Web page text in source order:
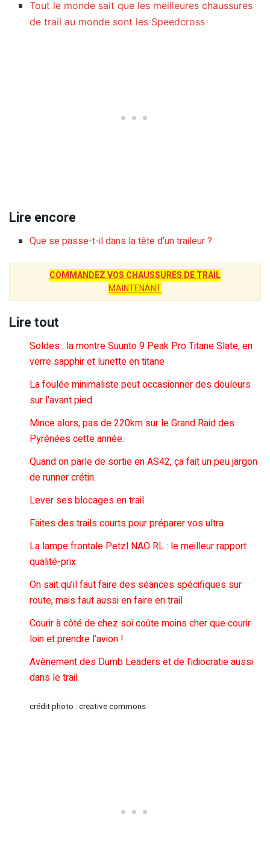
Tout le monde sait que les meilleures chaussures
de trail au monde sont les Speedcross
Lire encore
Que se passe-t-il dans la tête d’un traileur ?
COMMANDEZ VOS CHAUSSURES DE TRAIL
MAINTENANT
Lire tout
Soldes : la montre Suunto 9 Peak Pro Titane Slate, en
verre sapphir et lunette en titane
La foulée minimaliste peut occasionner des douleurs
sur l’avant pied
Mince alors, pas de 220km sur le Grand Raid des
Pyrénées cette année.
Quand on parle de sortie en AS42, ça fait un peu jargon
de runner crétin.
Lever ses blocages en trail
Faites des trails courts pour préparer vos ultra
La lampe frontale Petzl NAO RL : le meilleur rapport
qualité-prix
On sait qu’il faut faire des séances spécifiques sur
route, mais faut aussi en faire en trail
Courir à côté de chez soi coûte moins cher que courir
loin et prendre l’avion !
Avènement des Dumb Leaders et de l’idiocratie aussi
dans le trail
crédit photo : creative commons